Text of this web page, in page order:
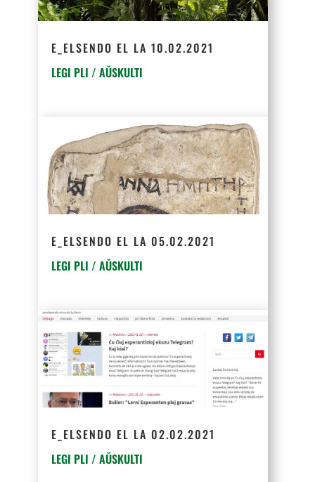
E_ELSENDO EL LA 10.02.2021
LEGI PLI / AŬSKULTI
E_ELSENDO EL LA 05.02.2021
LEGI PLI / AŬSKULTI
E_ELSENDO EL LA 02.02.2021
LEGI PLI / AŬSKULTI